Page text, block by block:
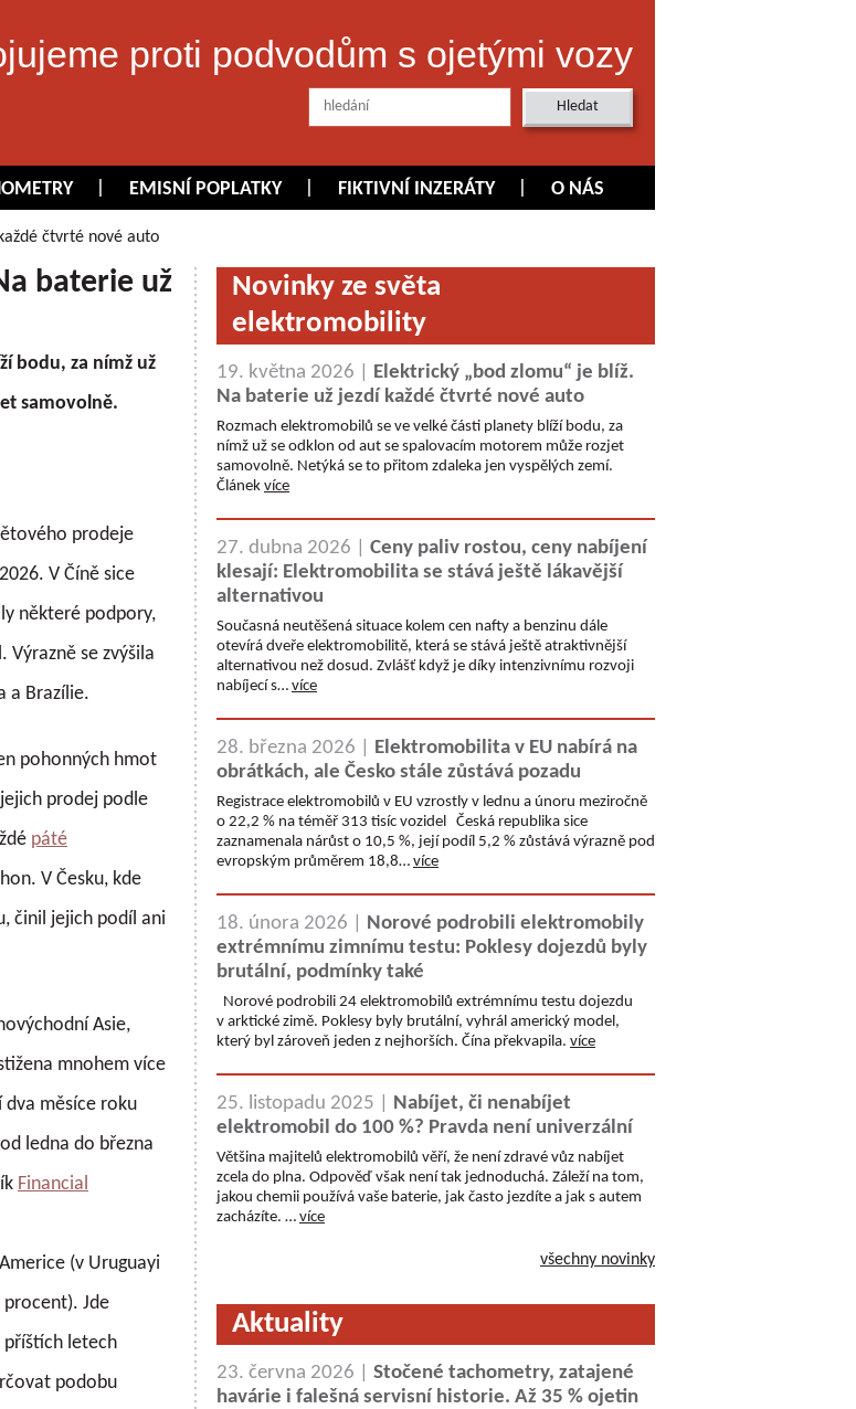
proti podvodům s ojetými vozy
EMISNÍ POPLATKY FIKTIVNÍ INZERÁTY O NÁS
čtvrté nové auto
baterie už
bodu, za nímž už
samovolně.
prodeje
V Číně sice
některé podpory,
Výrazně se zvýšila
a Brazílie.
pohonných hmot
prodej podle
páté
V Česku, kde
činil jejich podíl ani
Asie,
mnohem více
dva měsíce roku
ledna do března
Financial
(v Uruguayi
Jde
příštích letech
podobu
Novinky ze světa
elektromobility
19. května 2026 | Elektrický „bod zlomu“ je blíž.
Na baterie už jezdí každé čtvrté nové auto
Rozmach elektromobilů se ve velké části planety blíží bodu, za
nímž už se odklon od aut se spalovacím motorem může rozjet
samovolně. Netýká se to přitom zdaleka jen vyspělých zemí.
Článek více
27. dubna 2026 | Ceny paliv rostou, ceny nabíjení
klesají: Elektromobilita se stává ještě lákavější
alternativou
Současná neutěšená situace kolem cen nafty a benzinu dále
otevírá dveře elektromobilitě, která se stává ještě atraktivnější
alternativou než dosud. Zvlášť když je díky intenzivnímu rozvoji
nabíjecí s… více
28. března 2026 | Elektromobilita v EU nabírá na
obrátkách, ale Česko stále zůstává pozadu
Registrace elektromobilů v EU vzrostly v lednu a únoru meziročně
o 22,2 % na téměř 313 tisíc vozidel Česká republika sice
zaznamenala nárůst o 10,5 %, její podíl 5,2 % zůstává výrazně pod
evropským průměrem 18,8… více
18. února 2026 | Norové podrobili elektromobily
extrémnímu zimnímu testu: Poklesy dojezdů byly
brutální, podmínky také
Norové podrobili 24 elektromobilů extrémnímu testu dojezdu
v arktické zimě. Poklesy byly brutální, vyhrál americký model,
který byl zároveň jeden z nejhorších. Čína překvapila. více
25. listopadu 2025 | Nabíjet, či nenabíjet
elektromobil do 100 %? Pravda není univerzální
Většina majitelů elektromobilů věří, že není zdravé vůz nabíjet
zcela do plna. Odpověď však není tak jednoduchá. Záleží na tom,
jakou chemii používá vaše baterie, jak často jezdíte a jak s autem
zacházíte. … více
všechny novinky
Aktuality
23. června 2026 | Stočené tachometry, zatajené
havárie i falešná servisní historie. Až 35 % ojetin